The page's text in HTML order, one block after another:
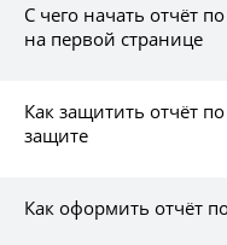
С чего начать отчёт
на первой странице
Как защитить отчёт
защите
Как оформить отчёт